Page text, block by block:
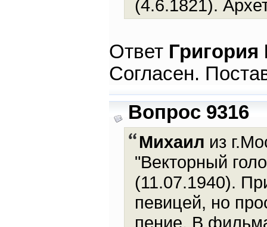
(4.6.1821).
Ответ
Согласен.
Вопрос 9316
Михаил из
"Векторный
(11.07.1940).
певицей, но
пение. В